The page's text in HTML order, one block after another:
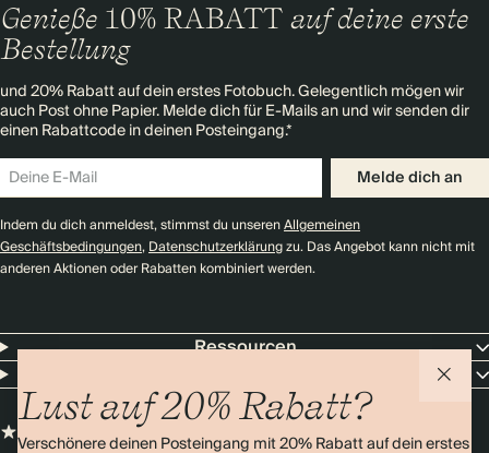
Lust auf 20% Rabatt?
Verschönere deinen Posteingang mit 20% Rabatt auf dein erstes
Genieße 10% RABATT auf deine erste
Bestellung
und 20% Rabatt auf dein erstes Fotobuch. Gelegentlich mögen wir
auch Post ohne Papier. Melde dich für E-Mails an und wir senden dir
einen Rabattcode in deinen Posteingang.*
Melde dich an
Indem du dich anmeldest, stimmst du unserenAllgemeinen
Geschäftsbedingungen,Datenschutzerklärungzu. Das Angebot kann nicht mit
anderen Aktionen oder Rabatten kombiniert werden.
Ressourcen